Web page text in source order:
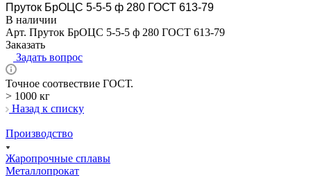
Пруток БрОЦС 5-5-5 ф 280 ГОСТ 613-79
В наличии
Арт. Пруток БрОЦС 5-5-5 ф 280 ГОСТ 613-79
Заказать
Задать вопрос
Точное соотвествие ГОСТ.
> 1000 кг
Назад к списку
Производство
Жаропрочные сплавы
Металлопрокат